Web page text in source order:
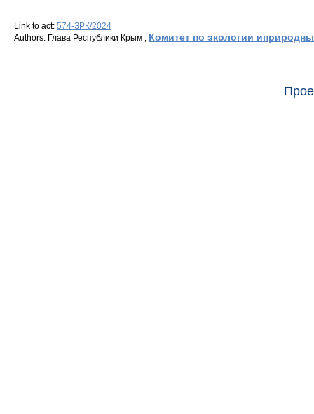
Link to act: 574-ЗРК/2024
Authors: Глава Республики Крым , Комитет по экологии